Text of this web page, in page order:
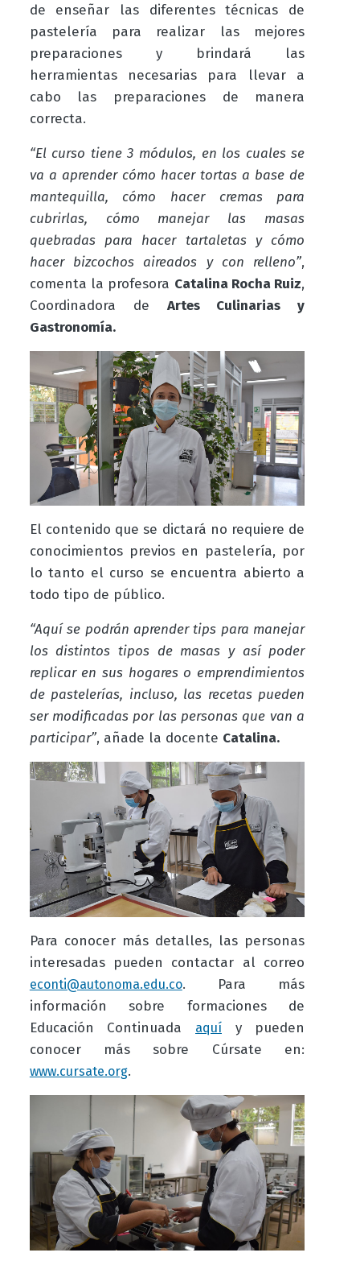
de enseñar las diferentes técnicas de
pastelería para realizar las mejores
preparaciones y brindará las
herramientas necesarias para llevar a
cabo las preparaciones de manera
correcta.
“El curso tiene 3 módulos, en los cuales se
va a aprender cómo hacer tortas a base de
mantequilla, cómo hacer cremas para
cubrirlas, cómo manejar las masas
quebradas para hacer tartaletas y cómo
hacer bizcochos aireados y con relleno”,
comenta la profesora Catalina Rocha Ruiz,
Coordinadora de Artes Culinarias y
Gastronomía.
El contenido que se dictará no requiere de
conocimientos previos en pastelería, por
lo tanto el curso se encuentra abierto a
todo tipo de público.
“Aquí se podrán aprender tips para manejar
los distintos tipos de masas y así poder
replicar en sus hogares o emprendimientos
de pastelerías, incluso, las recetas pueden
ser modificadas por las personas que van a
participar”, añade la docente Catalina.
Para conocer más detalles, las personas
interesadas pueden contactar al correo
econti@autonoma.edu.co. Para más
información sobre formaciones de
Educación Continuada
aquí y pueden
conocer más sobre Cúrsate en:
www.cursate.org.